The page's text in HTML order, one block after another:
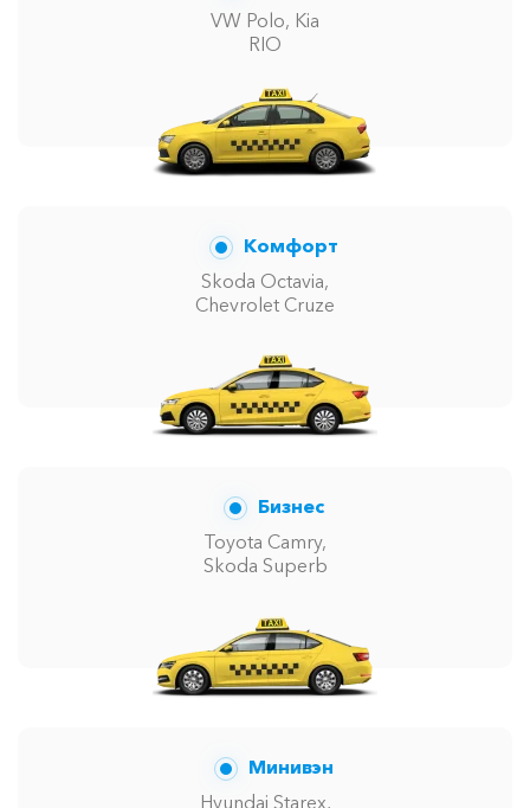
VW Polo, Kia
RIO
Комфорт
Skoda Octavia,
Chevrolet Cruze
Бизнес
Toyota Camry,
Skoda Superb
Минивэн
Hyundai Starex,